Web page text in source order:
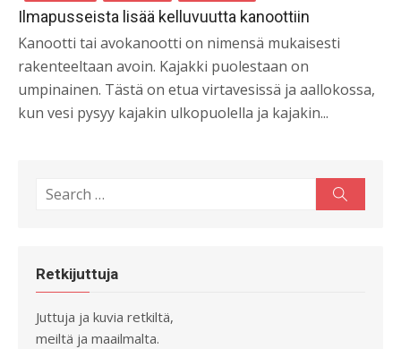
Ilmapusseista lisää kelluvuutta kanoottiin
Kanootti tai avokanootti on nimensä mukaisesti
rakenteeltaan avoin. Kajakki puolestaan on
umpinainen. Tästä on etua virtavesissä ja aallokossa,
kun vesi pysyy kajakin ulkopuolella ja kajakin...
Search
Retkijuttuja
Juttuja ja kuvia retkiltä,
meiltä ja maailmalta.